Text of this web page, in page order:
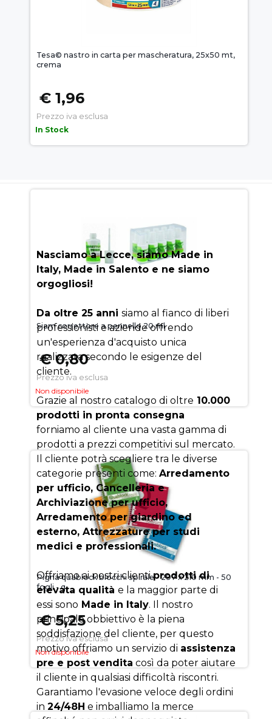
Tesa© nastro in carta per mascheratura, 25x50 mt,
crema
€ 1,96
Prezzo iva esclusa
In Stock
Siam correttore a pennello 20 ml
€ 0,80
Prezzo iva esclusa
Non disponibile
Pigna quablock blocchi spirale - 297 x 210 mm - 50
fogli - q
€ 5,25
Prezzo iva esclusa
Non disponibile
SUCCESSO
Nasciamo a Lecce, siamo Made in
Italy, Made in Salento e ne siamo
orgogliosi!
Da oltre 25 anni siamo al fianco di liberi
professionisti e aziende offrendo
un'esperienza d'acquisto unica
realizzata secondo le esigenze del
cliente.
Grazie al nostro catalogo di oltre 10.000
prodotti in pronta consegna
forniamo al cliente una vasta gamma di
prodotti a prezzi competitivi sul mercato.
Il cliente potrà scegliere tra le diverse
categorie presenti come: Arredamento
per ufficio, Cancelleria e
Archiviazione per ufficio,
Arredamento per giardino ed
esterno, Attrezzature per studi
medici e professionali.
Offriamo ai nostri clientiprodotti di
elevata qualità e la maggior parte di
essi sono Made in Italy. Il nostro
principale obbiettivo è la piena
soddisfazione del cliente, per questo
motivo offriamo un servizio di assistenza
pre e post vendita così da poter aiutare
il cliente in qualsiasi difficoltà riscontri.
Garantiamo l'evasione veloce degli ordini
in 24/48H e imballiamo la merce